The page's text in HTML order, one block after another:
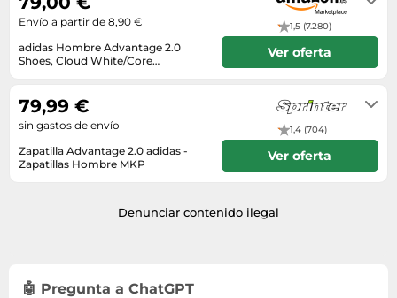
adidas Hombre Advantage 2.0
Shoes, Cloud White/Core
1,5 (7.280)
Envío a partir de 8,90 €
Ver oferta
Zapatilla Advantage 2.0 adidas -
Zapatillas Hombre MKP
1,4 (704)
79,99 €
sin gastos de envío
Ver oferta
Denunciar contenido ilegal
🤖 Pregunta a ChatGPT